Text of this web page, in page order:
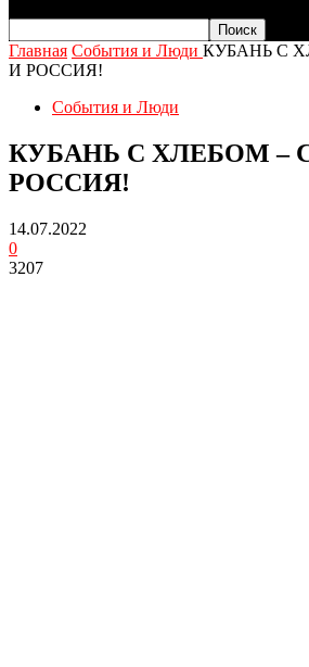
Главная События и Люди КУБАНЬ С
И РОССИЯ!
События и Люди
КУБАНЬ С ХЛЕБОМ –
РОССИЯ!
14.07.2022
0
3207